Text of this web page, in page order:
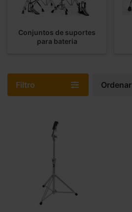
Conjuntos de suportes
para bateria
Filtro Ordenar